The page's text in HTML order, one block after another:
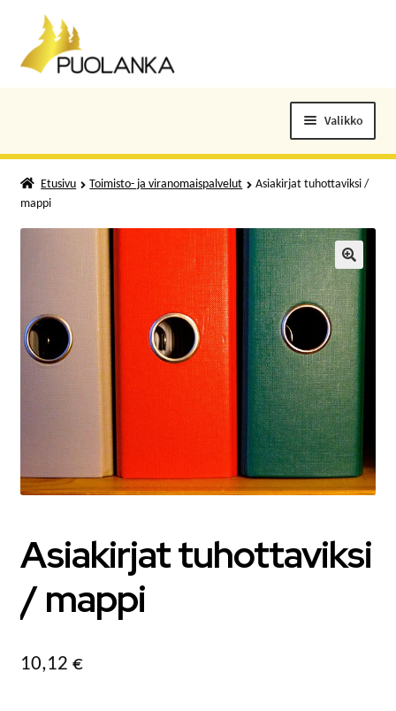
Siirry
navigointiin
Siirry
sisältöön
Valikko
ELOKUVALIPUT
TAPAHTUMAT
KUNTOSALI
KANSALAISOPISTO
KIRJASTO
MATKAMUISTOT
VUOKRATTAVAT TILAT JA LAITTEET
AUTOPAIKAT
TOIMISTO- JA VIRANOMAISPALVELUT
LIITTYMISMAKSUT
POISTETTAVA MATERIAALI
Etusivu Toimisto- ja viranomaispalvelut
Asiakirjat tuhottaviksi /
mappi
🔍
Asiakirjat tuhottaviksi
/ mappi
10,12 €